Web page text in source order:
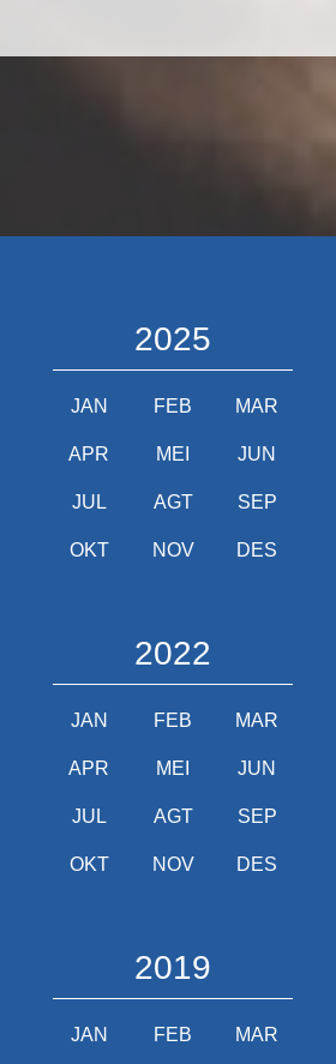
2025
JAN FEB MAR
APR MEI JUN
JUL AGT SEP
OKT NOV DES
2022
JAN FEB MAR
APR MEI JUN
JUL AGT SEP
OKT NOV DES
2019
JAN FEB MAR